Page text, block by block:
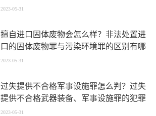
2023-05-31
擅自进口固体废物会怎么样？非法处置进
口的固体废物罪与污染环境罪的区别有哪
些？
2023-05-31
过失提供不合格军事设施罪怎么判？过失
提供不合格武器装备、军事设施罪的犯罪
构成要件有哪些？
2023-05-31